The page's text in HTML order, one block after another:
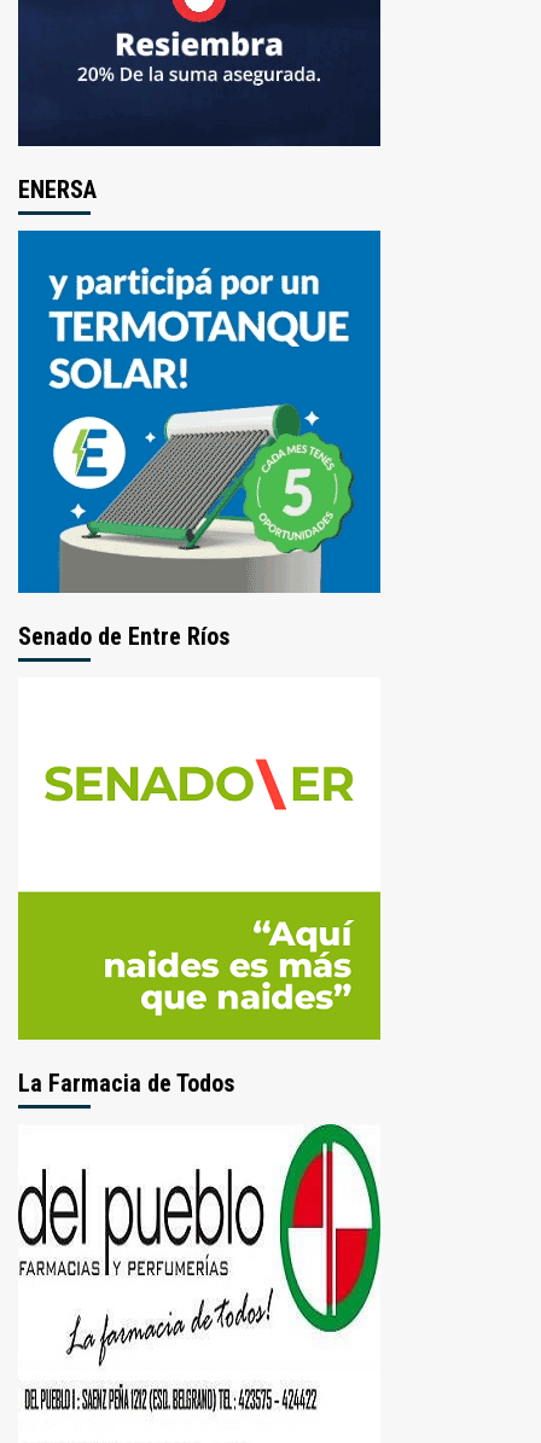
ENERSA
Senado de Entre Ríos
La Farmacia de Todos